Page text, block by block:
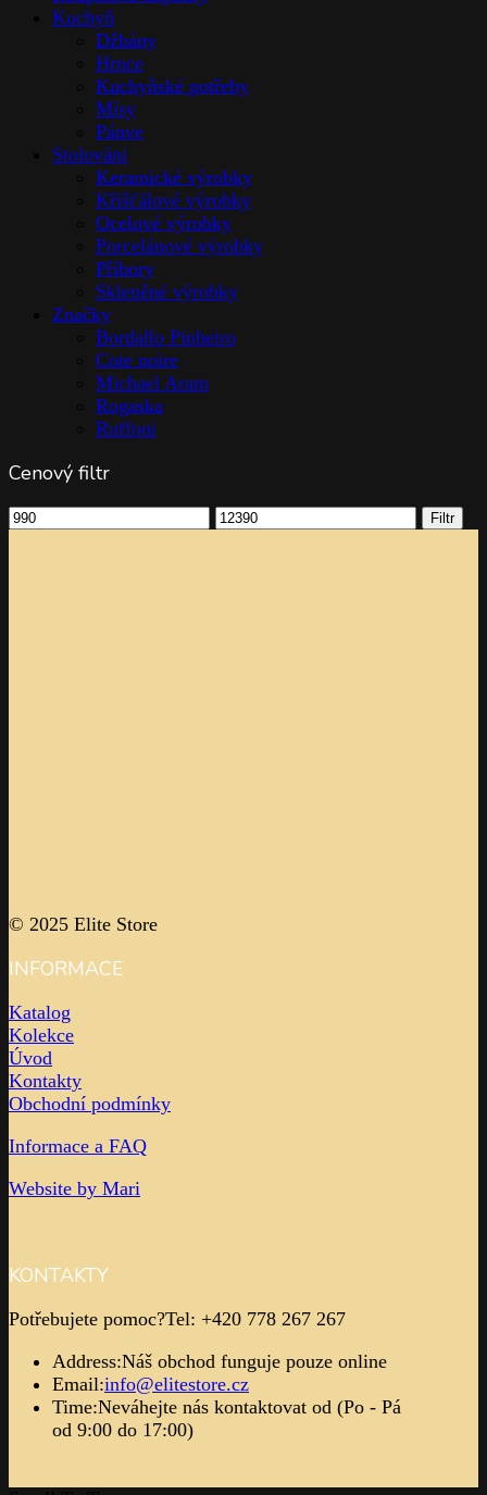
Kuchyň
Džbány
Hrnce
Kuchyňské potřeby
Mísy
Pánve
Stolováni
Keramické výrobky
Křišťálové výrobky
Ocelové výrobky
Porcelánové výrobky
Příbory
Skleněné výrobky
Značky
Bordallo Pinheiro
Cote noire
Michael Aram
Rogaska
Ruffoni
Cenový filtr
Minimální
Maximální
Filtr
© 2025 Elite Store
INFORMACE
Katalog
Kolekce
Úvod
Kontakty
Obchodní podmínky
Informace a FAQ
Website by Mari
KONTAKTY
Potřebujete pomoc?Tel: +420 778 267 267
Address:Náš obchod funguje pouze online
Email:info@elitestore.cz
Time:Neváhejte nás kontaktovat od (Po - Pá
od 9:00 do 17:00)